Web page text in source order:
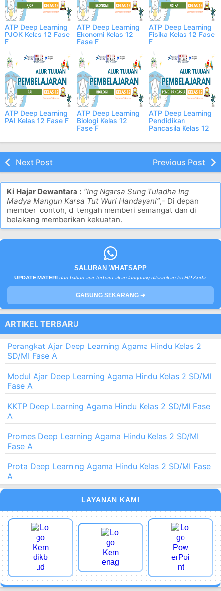
ATP Deep Learning
PJOK Kelas 12 Fase
F
ATP Deep Learning
Ekonomi Kelas 12
Fase F
ATP Deep Learning
Fisika Kelas 12 Fase
F
ATP Deep Learning
PAI Kelas 12 Fase F
ATP Deep Learning
Biologi Kelas 12
Fase F
ATP Deep Learning
Pendidikan
Pancasila Kelas 12
Next Post Previous Post
Ki Hajar Dewantara : “Ing Ngarsa Sung Tuladha Ing
Madya Mangun Karsa Tut Wuri Handayani”,- Di depan
memberi contoh, di tengah memberi semangat dan di
belakang memberikan kekuatan.
SALURAN WHATSAPP
UPDATE MATERI dan bahan ajar terbaru akan langsung dikirimkan ke HP Anda.
GABUNG SEKARANG ➔
ARTIKEL TERBARU
Perangkat Ajar Deep Learning Agama Hindu Kelas 2
SD/MI Fase A
Modul Ajar Deep Learning Agama Hindu Kelas 2 SD/MI
Fase A
KKTP Deep Learning Agama Hindu Kelas 2 SD/MI Fase
A
Promes Deep Learning Agama Hindu Kelas 2 SD/MI
Fase A
Prota Deep Learning Agama Hindu Kelas 2 SD/MI Fase
A
LAYANAN KAMI